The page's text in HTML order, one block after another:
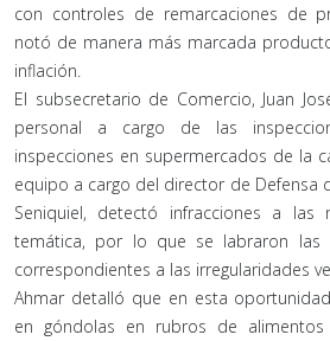
con controles de remarcaciones de
notó de manera más marcada
inflación.
El subsecretario de Comercio, Juan
personal a cargo de las
inspecciones en supermercados de la
equipo a cargo del director de Defensa
Seniquiel, detectó infracciones a las
temática, por lo que se labraron las
correspondientes a las irregularidades
Ahmar detalló que en esta
en góndolas en rubros de